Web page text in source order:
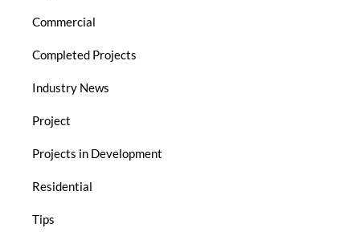
Commercial
Completed Projects
Industry News
Project
Projects in Development
Residential
Tips